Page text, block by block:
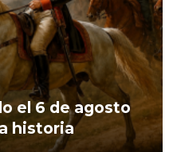
el 6 de agosto
historia